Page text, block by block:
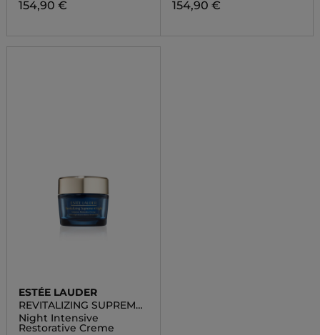
154,90 € 154,90 €
ESTÉE LAUDER
REVITALIZING SUPREME
+
Night Intensive
Restorative Creme